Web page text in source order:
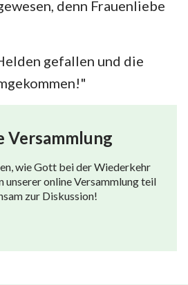
denn Frauenliebe
gefallen und die
Versammlung
wie Gott bei der Wiederkehr
unserer online Versammlung teil
zur Diskussion!